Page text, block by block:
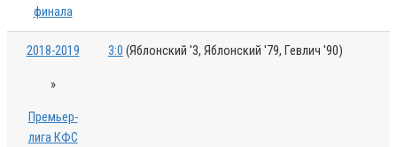
финала
2018-2019
»
Премьер-
лига КФС
3:0 (Яблонский '3, Яблонский '79, Гевлич '90)